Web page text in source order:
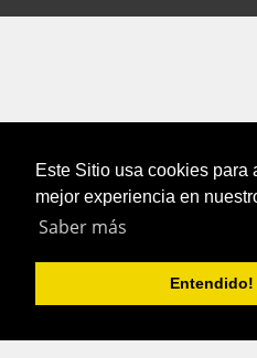
Este Sitio usa cookies para
mejor experiencia en
Saber más
Entendido!